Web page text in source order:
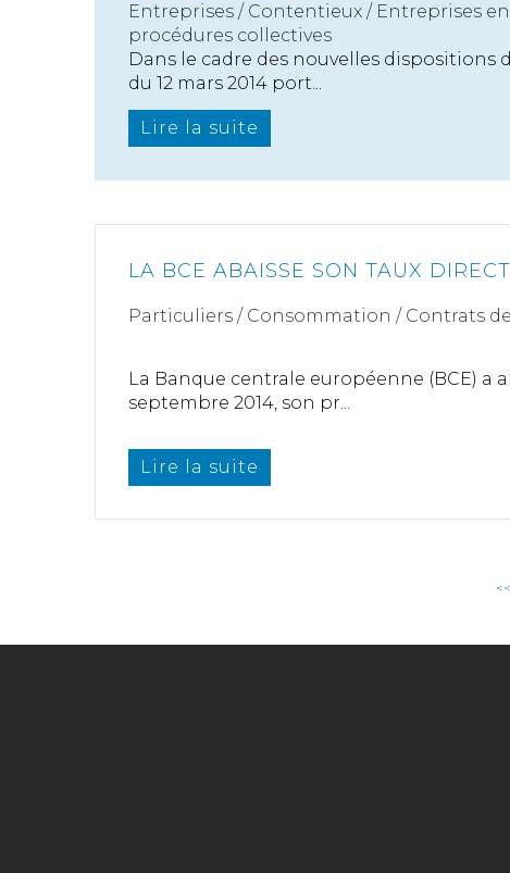
Entreprises / Contentieux / Entreprises
procédures collectives
Dans le cadre des nouvelles dispositions
du 12 mars 2014 port...
Lire la suite
LA BCE ABAISSE SON TAUX
Particuliers / Consommation / Contrats
La Banque centrale européenne (BCE) a
septembre 2014, son pr...
Lire la suite
<<